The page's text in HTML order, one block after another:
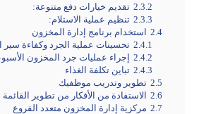
2.3.2 تقديم خيارات دفع متنوعة:
2.3.3 تنظيم عملية الاستلام:
2.4
استخدام برنامج إدارة المخزون
2.4.1 تحسينات عملية الجرد وكفاءة سير
2.4.2
إجراء عمليات جرد المخزون
2.4.3 تباين تكلفة الغذاء
2.5 تطوير وتدريب موظفيك
2.6
الاستفادة من الأفكار من تطوير القائمة
2.7 مركزية إدارة المخزون متعدد الفروع